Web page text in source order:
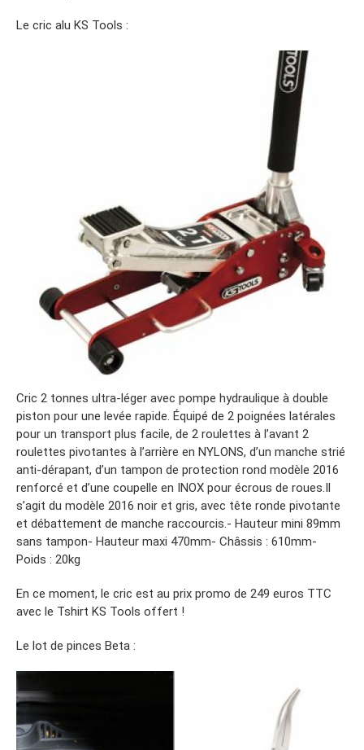
Le cric alu KS Tools :
Cric 2 tonnes ultra-léger avec pompe hydraulique à double
piston pour une levée rapide. Équipé de 2 poignées latérales
pour un transport plus facile, de 2 roulettes à l’avant 2
roulettes pivotantes à l’arrière en NYLONS, d’un manche strié
anti-dérapant, d’un tampon de protection rond modèle 2016
renforcé et d’une coupelle en INOX pour écrous de roues.Il
s’agit du modèle 2016 noir et gris, avec tête ronde pivotante
et débattement de manche raccourcis.- Hauteur mini 89mm
sans tampon- Hauteur maxi 470mm- Châssis : 610mm-
Poids : 20kg
En ce moment, le cric est au prix promo de 249 euros TTC
avec le Tshirt KS Tools offert !
Le lot de pinces Beta :